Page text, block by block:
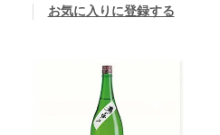
お気に入りに登録する